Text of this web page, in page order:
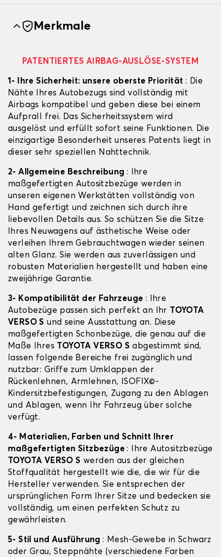
Merkmale
PATENTIERTES AIRBAG-AUSLÖSE-SYSTEM
1- Ihre Sicherheit: unsere oberste Priorität : Die
Nähte Ihres Autobezugs sind vollständig mit
Airbags kompatibel und geben diese bei einem
Aufprall frei. Das Sicherheitssystem wird
ausgelöst und erfüllt sofort seine Funktionen. Die
einzigartige Besonderheit unseres Patents liegt in
dieser sehr speziellen Nahttechnik.
2- Allgemeine Beschreibung : Ihre
maßgefertigten Autositzbezüge werden in
unseren eigenen Werkstätten vollständig von
Hand gefertigt und zeichnen sich durch ihre
liebevollen Details aus. So schützen Sie die Sitze
Ihres Neuwagens auf ästhetische Weise oder
verleihen Ihrem Gebrauchtwagen wieder seinen
alten Glanz. Sie werden aus zuverlässigen und
robusten Materialien hergestellt und haben eine
zweijährige Garantie.
3- Kompatibilität der Fahrzeuge : Ihre
Autobezüge passen sich perfekt an Ihr TOYOTA
VERSO S und seine Ausstattung an. Diese
maßgefertigten Schonbezüge, die genau auf die
Maße Ihres TOYOTA VERSO S abgestimmt sind,
lassen folgende Bereiche frei zugänglich und
nutzbar: Griffe zum Umklappen der
Rückenlehnen, Armlehnen, ISOFIX©-
Kindersitzbefestigungen, Zugang zu den Ablagen
und Ablagen, wenn Ihr Fahrzeug über solche
verfügt.
4- Materialien, Farben und Schnitt Ihrer
maßgefertigten Sitzbezüge: Ihre Autositzbezüge
TOYOTA VERSO S werden aus der gleichen
Stoffqualität hergestellt wie die, die wir für die
Hersteller verwenden. Sie entsprechen der
ursprünglichen Form Ihrer Sitze und bedecken sie
vollständig, um einen perfekten Schutz zu
gewährleisten.
5- Stil und Ausführung: Mesh-Gewebe in Schwarz
oder Grau, Steppnähte (verschiedene Farben